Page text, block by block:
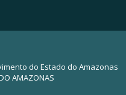
do Estado do Amazonas
AMAZONAS